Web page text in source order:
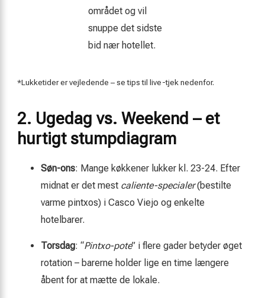
området og vil
snuppe det sidste
bid nær hotellet.
*Lukketider er vejledende – se tips til live-tjek nedenfor.
2. Ugedag vs. Weekend – et
hurtigt stumpdiagram
Søn-ons: Mange køkkener lukker kl. 23-24. Efter
midnat er det mest caliente-specialer(bestilte
varme pintxos) i Casco Viejo og enkelte
hotelbarer.
Torsdag: “Pintxo-pote” i flere gader betyder øget
rotation – barerne holder lige en time længere
åbent for at mætte de lokale.